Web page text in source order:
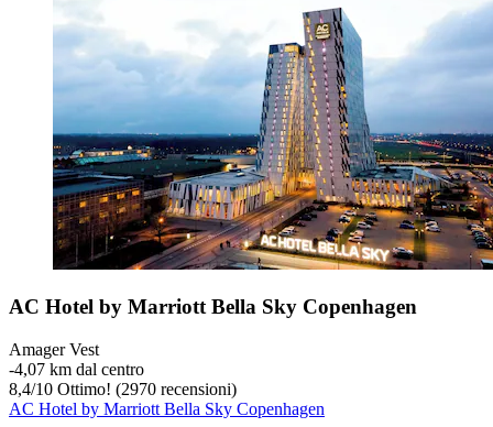
AC Hotel by Marriott Bella Sky Copenhagen
Amager Vest
‐4,07 km dal centro
8,4/10 Ottimo! (2970 recensioni)
AC Hotel by Marriott Bella Sky Copenhagen